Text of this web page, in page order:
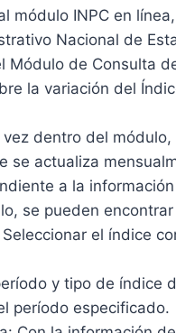
módulo INPC en
Nacional de
de Consulta
la variación del
dentro del
se actualiza
a la
se pueden
el índice
y tipo de índice
período especificado.